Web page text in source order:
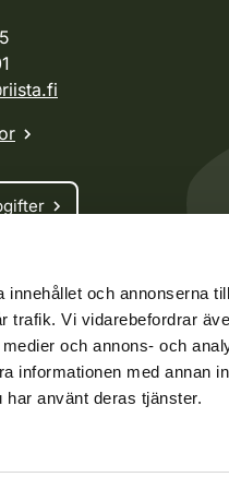
och annonserna
trafik. Vi vidarebefordrar
och annons- och
informationen med annan
använt deras tjänster.
och dispenser